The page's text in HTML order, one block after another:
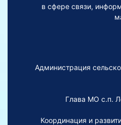
в сфере связи,
Администрация
Глава МО с.п.
Координация и